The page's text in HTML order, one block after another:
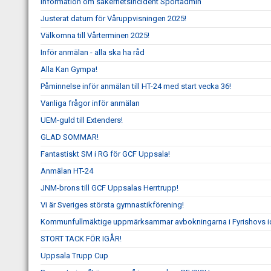
Justerat datum för Våruppvisningen 2025!
Välkomna till Vårterminen 2025!
Inför anmälan - alla ska ha råd
Alla Kan Gympa!
Påminnelse inför anmälan till HT-24 med start vecka 36!
Vanliga frågor inför anmälan
UEM-guld till Extenders!
GLAD SOMMAR!
Fantastiskt SM i RG för GCF Uppsala!
Anmälan HT-24
JNM-brons till GCF Uppsalas Herrtrupp!
Vi är Sveriges största gymnastikförening!
Kommunfullmäktige uppmärksammar avbokningarna i Fyrishovs
STORT TACK FÖR IGÅR!
Uppsala Trupp Cup